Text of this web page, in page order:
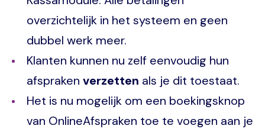
overzichtelijk in het systeem en geen
dubbel werk meer.
Klanten kunnen nu zelf eenvoudig hun
afspraken verzetten als je dit toestaat.
Het is nu mogelijk om een boekingsknop
van OnlineAfspraken toe te voegen aan je